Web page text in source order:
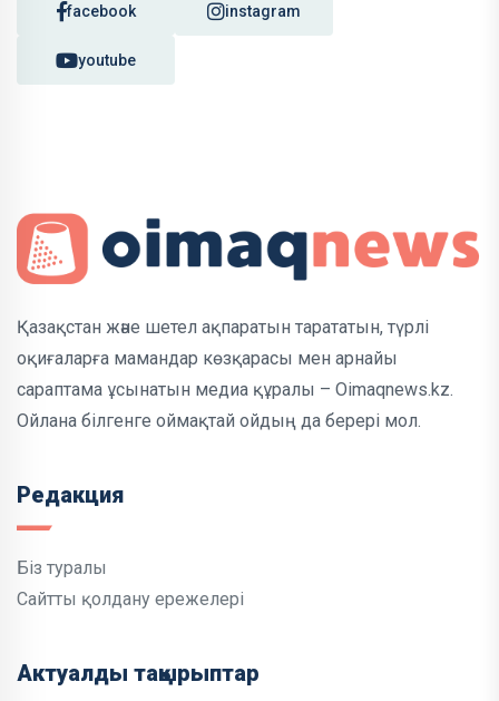
facebook instagram
youtube
Қазақстан және шетел ақпаратын тарататын, түрлі
оқиғаларға мамандар көзқарасы мен арнайы
сараптама ұсынатын медиа құралы – Oimaqnews.kz.
Ойлана білгенге оймақтай ойдың да берері мол.
Редакция
Біз туралы
Сайтты қолдану ережелері
Актуалды тақырыптар